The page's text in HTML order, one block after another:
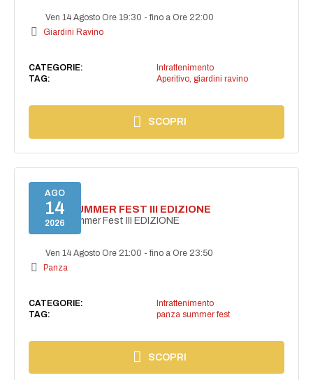
Ven 14 Agosto Ore 19:30 -fino a Ore 22:00
Giardini Ravino
CATEGORIE:
Intrattenimento
TAG:
Aperitivo, giardini ravino
SCOPRI
AGO
14
2026
PANZA SUMMER FEST III EDIZIONE
PANZA Summer Fest III EDIZIONE
Ven 14 Agosto Ore 21:00 -fino a Ore 23:50
Panza
CATEGORIE:
Intrattenimento
TAG:
panza summer fest
SCOPRI